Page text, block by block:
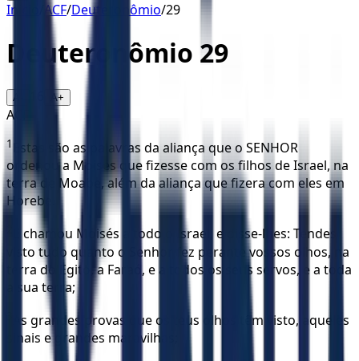
Início ACF/Deuteronômio/29
Deuteronômio 29
A- A+
ACF
1
Estas são as palavras da aliança que o SENHOR
ordenou a Moisés que fizesse com os filhos de Israel, na
terra de Moabe, além da aliança que fizera com eles em
Horebe.
E chamou Moisés a todo o Israel, e disse-lhes: Tendes
visto tudo quanto o Senhor fez perante vossos olhos, na
terra do Egito, a Faraó, e a todos os seus servos, e a toda
a sua terra;
As grandes provas que os teus olhos têm visto, aqueles
sinais e grandes maravilhas;